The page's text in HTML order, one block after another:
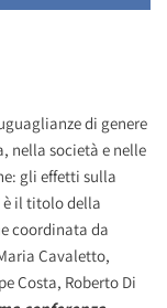
di genere
nella società e nelle
gli effetti sulla
è il titolo della
coordinata da
Cavaletto,
Costa, Roberto Di